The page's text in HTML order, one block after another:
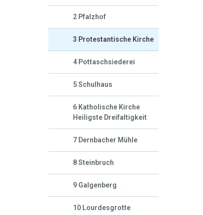
2 Pfalzhof
3 Protestantische Kirche
4 Pottaschsiederei
5 Schulhaus
6 Katholische Kirche
Heiligste Dreifaltigkeit
7 Dernbacher Mühle
8 Steinbruch
9 Galgenberg
10 Lourdesgrotte